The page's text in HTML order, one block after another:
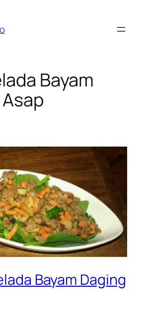
Bayam
Bayam Daging